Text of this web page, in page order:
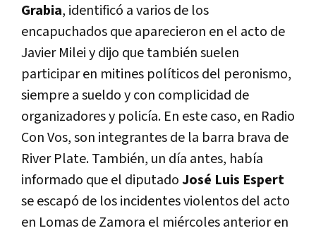
Grabia, identificó a varios de los
encapuchados que aparecieron en el acto de
Javier Milei y dijo que también suelen
participar en mitines políticos del peronismo,
siempre a sueldo y con complicidad de
organizadores y policía. En este caso, en Radio
Con Vos, son integrantes de la barra brava de
River Plate. También, un día antes, había
informado que el diputadoJosé Luis Espert
se escapó de los incidentes violentos del acto
en Lomas de Zamora el miércoles anterior en